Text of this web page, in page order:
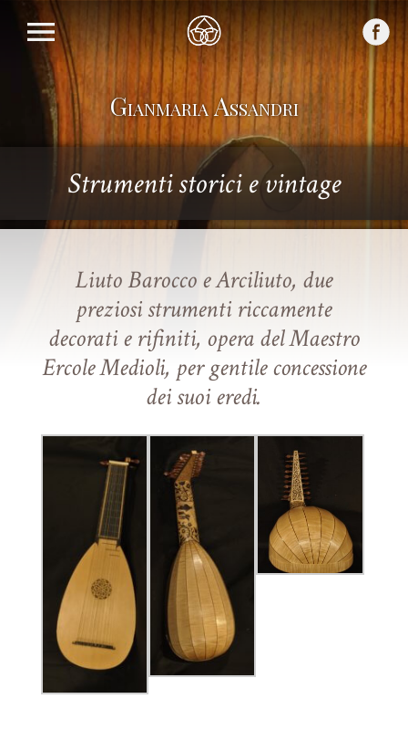
Gianmaria Assandri
Strumenti storici e vintage
Liuto Barocco e Arciliuto, due
preziosi strumenti riccamente
decorati e rifiniti, opera del Maestro
Ercole Medioli, per gentile concessione
dei suoi eredi.